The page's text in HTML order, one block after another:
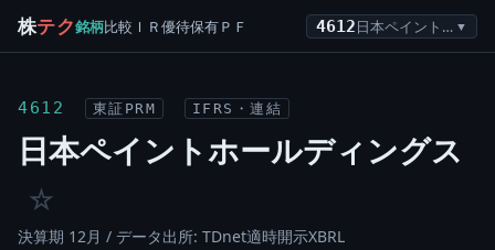
株テク銘柄比較 ＩＲ優待保有ＰＦ 4612 日本ペイントホールディングス ▼
4612 東証PRM IFRS・連結
日本ペイントホールディングス
☆
決算期 12月 / データ出所: TDnet適時開示XBRL